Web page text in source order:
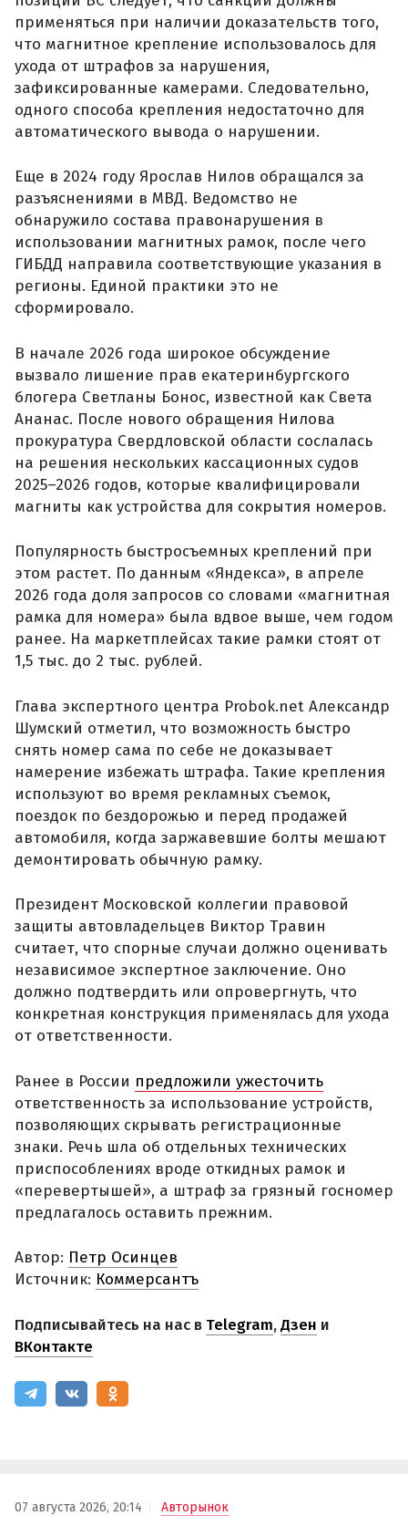
применяться при наличии доказательств того,
что магнитное крепление использовалось для
ухода от штрафов за нарушения,
зафиксированные камерами. Следовательно,
одного способа крепления недостаточно для
автоматического вывода о нарушении.
Еще в 2024 году Ярослав Нилов обращался за
разъяснениями в МВД. Ведомство не
обнаружило состава правонарушения в
использовании магнитных рамок, после чего
ГИБДД направила соответствующие указания в
регионы. Единой практики это не
сформировало.
В начале 2026 года широкое обсуждение
вызвало лишение прав екатеринбургского
блогера Светланы Бонос, известной как Света
Ананас. После нового обращения Нилова
прокуратура Свердловской области сослалась
на решения нескольких кассационных судов
2025–2026 годов, которые квалифицировали
магниты как устройства для сокрытия номеров.
Популярность быстросъемных креплений при
этом растет. По данным «Яндекса», в апреле
2026 года доля запросов со словами «магнитная
рамка для номера» была вдвое выше, чем годом
ранее. На маркетплейсах такие рамки стоят от
1,5 тыс. до 2 тыс. рублей.
Глава экспертного центра Probok.net Александр
Шумский отметил, что возможность быстро
снять номер сама по себе не доказывает
намерение избежать штрафа. Такие крепления
используют во время рекламных съемок,
поездок по бездорожью и перед продажей
автомобиля, когда заржавевшие болты мешают
демонтировать обычную рамку.
Президент Московской коллегии правовой
защиты автовладельцев Виктор Травин
считает, что спорные случаи должно оценивать
независимое экспертное заключение. Оно
должно подтвердить или опровергнуть, что
конкретная конструкция применялась для ухода
от ответственности.
Ранее в России предложили ужесточить
ответственность за использование устройств,
позволяющих скрывать регистрационные
знаки. Речь шла об отдельных технических
приспособлениях вроде откидных рамок и
«перевертышей», а штраф за грязный госномер
предлагалось оставить прежним.
Автор: Петр Осинцев
Источник: Коммерсантъ
Подписывайтесь на нас в Telegram,Дзен и
ВКонтакте
07 августа 2026, 20:14 Авторынок